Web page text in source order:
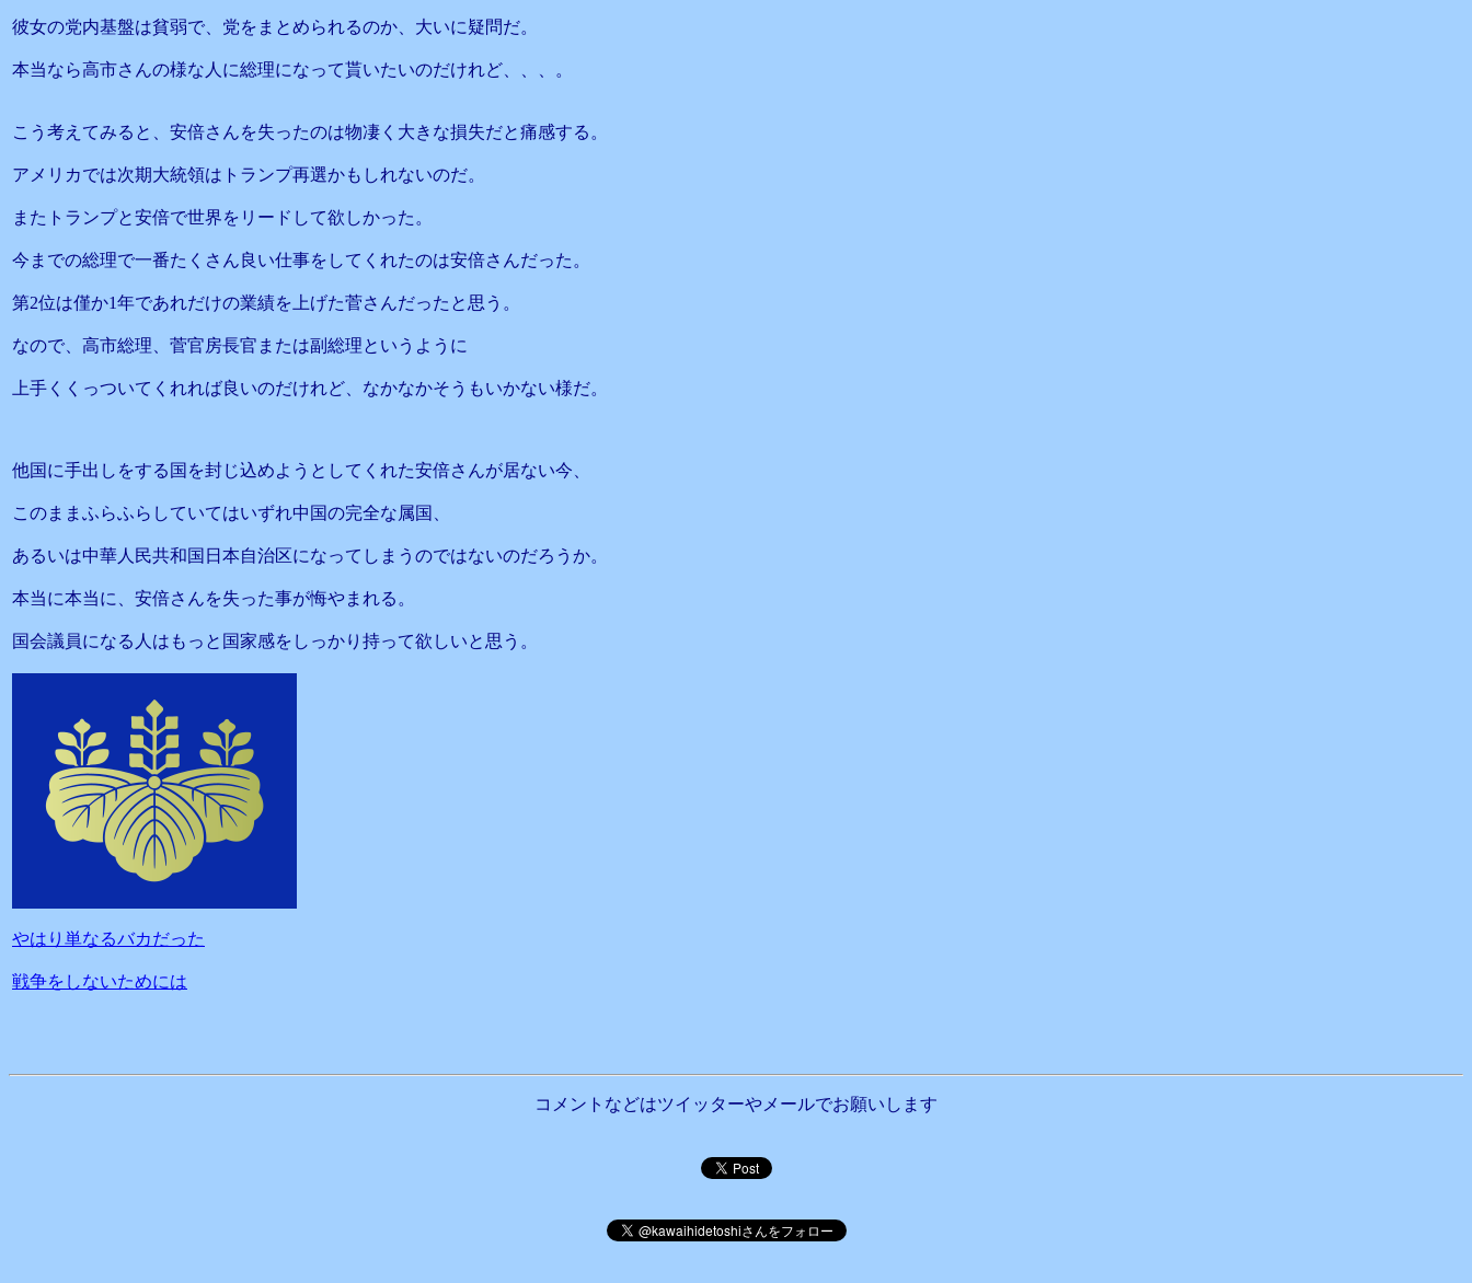
彼女の党内基盤は貧弱で、党をまとめられるのか、大いに疑問だ。
本当なら高市さんの様な人に総理になって貰いたいのだけれど、、、。
こう考えてみると、安倍さんを失ったのは物凄く大きな損失だと痛感する。
アメリカでは次期大統領はトランプ再選かもしれないのだ。
またトランプと安倍で世界をリードして欲しかった。
今までの総理で一番たくさん良い仕事をしてくれたのは安倍さんだった。
第2位は僅か1年であれだけの業績を上げた菅さんだったと思う。
なので、高市総理、菅官房長官または副総理というように
上手くくっついてくれれば良いのだけれど、なかなかそうもいかない様だ。
他国に手出しをする国を封じ込めようとしてくれた安倍さんが居ない今、
このままふらふらしていてはいずれ中国の完全な属国、
あるいは中華人民共和国日本自治区になってしまうのではないのだろうか。
本当に本当に、安倍さんを失った事が悔やまれる。
国会議員になる人はもっと国家感をしっかり持って欲しいと思う。
やはり単なるバカだった
戦争をしないためには
コメントなどはツイッターやメールでお願いします